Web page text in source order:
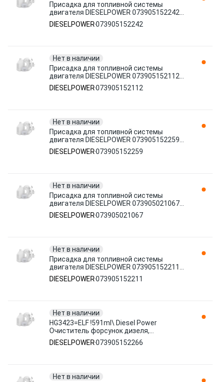
Присадка для топливной системы
двигателя DIESELPOWER 073905152242
дизельное 0.591 л
DIESELPOWER073905152242
Нет в наличии
Присадка для топливной системы
двигателя DIESELPOWER 073905152112
дизельное 0.355 л
DIESELPOWER073905152112
Нет в наличии
Присадка для топливной системы
двигателя DIESELPOWER 073905152259
дизельное 0.591 л
DIESELPOWER073905152259
Нет в наличии
Присадка для топливной системы
двигателя DIESELPOWER 073905021067
дизельное 0.591 л
DIESELPOWER073905021067
Нет в наличии
Присадка для топливной системы
двигателя DIESELPOWER 073905152211
дизельное 1.183 л
DIESELPOWER073905152211
Нет в наличии
HG3423=ELF !591ml\ Diesel Power
Очиститель форсунок дизеля,
антигель+кондиционер, на 700л
073905152266
DIESELPOWER073905152266
Нет в наличии